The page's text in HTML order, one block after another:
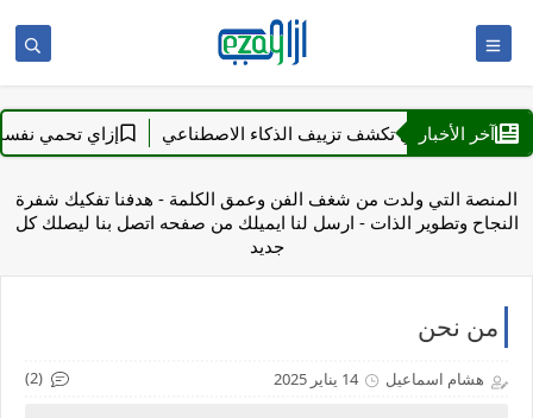
آخر الأخبار
إزاي تكشف تزييف الذكاء الاصطناعي إزاي تحمي نفسك
المنصة التي ولدت من شغف الفن وعمق الكلمة - هدفنا تفكيك شفرة
النجاح وتطوير الذات - ارسل لنا ايميلك من صفحه اتصل بنا ليصلك كل
جديد
من نحن
هشام اسماعيل 14 يناير 2025 (2)